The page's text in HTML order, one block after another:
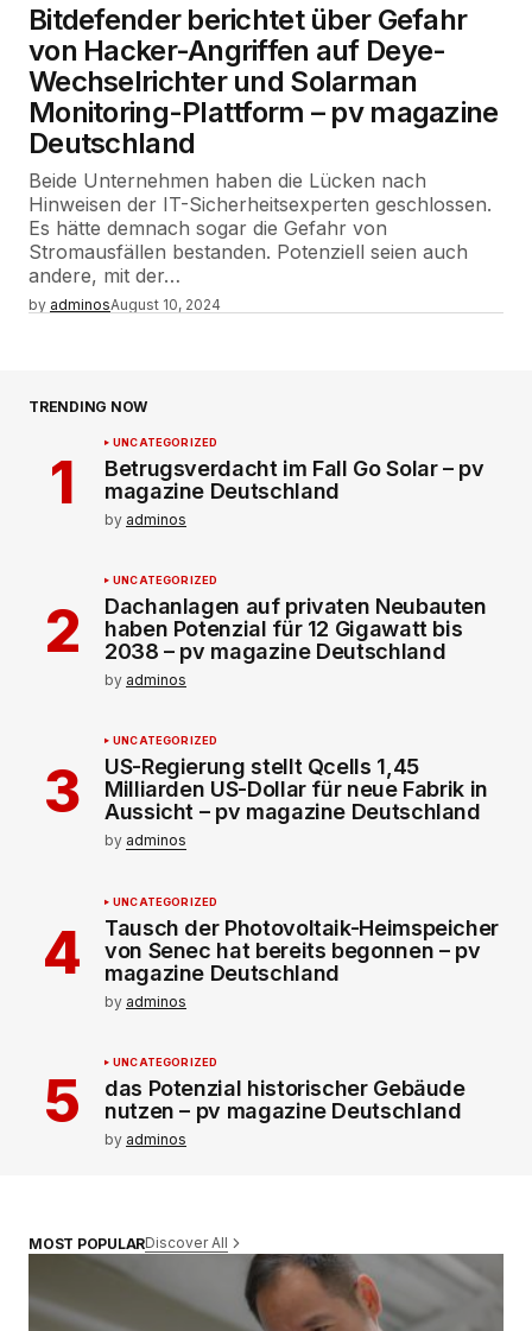
Bitdefender berichtet über Gefahr
von Hacker-Angriffen auf Deye-
Wechselrichter und Solarman
Monitoring-Plattform – pv magazine
Deutschland
Beide Unternehmen haben die Lücken nach
Hinweisen der IT-Sicherheitsexperten geschlossen.
Es hätte demnach sogar die Gefahr von
Stromausfällen bestanden. Potenziell seien auch
andere, mit der…
by adminosAugust 10, 2024
TRENDING NOW
UNCATEGORIZED
Betrugsverdacht im Fall Go Solar – pv
magazine Deutschland
by adminos
UNCATEGORIZED
Dachanlagen auf privaten Neubauten
haben Potenzial für 12 Gigawatt bis
2038 – pv magazine Deutschland
by adminos
UNCATEGORIZED
US-Regierung stellt Qcells 1,45
Milliarden US-Dollar für neue Fabrik in
Aussicht – pv magazine Deutschland
by adminos
UNCATEGORIZED
Tausch der Photovoltaik-Heimspeicher
von Senec hat bereits begonnen – pv
magazine Deutschland
by adminos
UNCATEGORIZED
das Potenzial historischer Gebäude
nutzen – pv magazine Deutschland
by adminos
MOST POPULARDiscover All